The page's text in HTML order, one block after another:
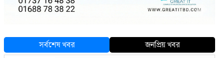
সর্বশেষ খবর
জনপ্রিয় খবর